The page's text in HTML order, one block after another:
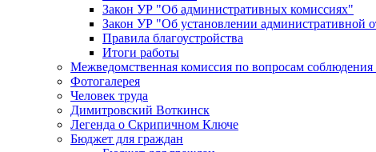
Закон УР "Об административных комиссиях"
Закон УР "Об установлении административной
Правила благоустройства
Итоги работы
Межведомственная комиссия по вопросам
Фотогалерея
Человек труда
Димитровский Воткинск
Легенда о Скрипичном Ключе
Бюджет для граждан